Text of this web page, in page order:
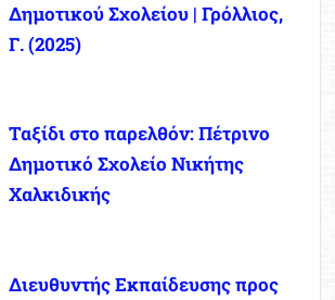
Δημοτικού Σχολείου | Γρόλλιος,
Γ. (2025)
Ταξίδι στο παρελθόν: Πέτρινο
Δημοτικό Σχολείο Νικήτης
Χαλκιδικής
Διευθυντής Εκπαίδευσης προς